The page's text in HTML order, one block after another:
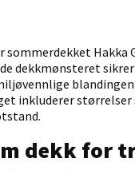
Hakka
dekkmønsteret
inkluderer størrelser
dekk for